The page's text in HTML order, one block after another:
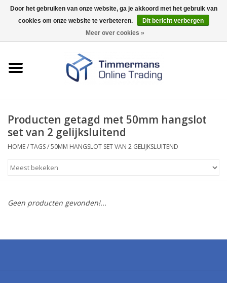
0 Artikelen - €0,00
Merken
Producten getagd met 50mm hangslot
set van 2 gelijksluitend
HOME/TAGS/50MM HANGSLOT SET VAN 2 GELIJKSLUITEND
Geen producten gevonden!...
Door het gebruiken van onze website, ga je akkoord met het gebruik van
cookies om onze website te verbeteren.
Dit bericht verbergen
Meer over cookies »